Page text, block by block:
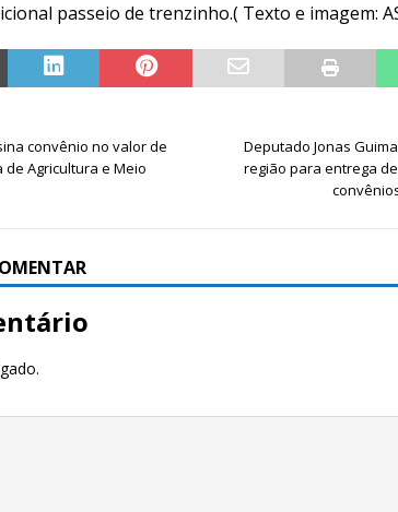
passeio de trenzinho.( Texto e imagem:
convênio no valor de
de Agricultura e Meio
Deputado Jonas
região para entrega